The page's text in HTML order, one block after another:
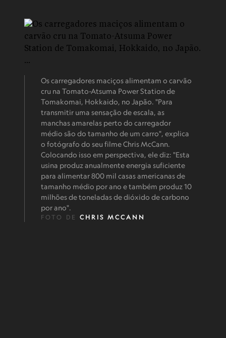
Os carregadores maciços alimentam o carvão
cru na Tomato-Atsuma Power Station de
Tomakomai, Hokkaido, no Japão. "Para
transmitir uma sensação de escala, as
manchas amarelas perto do carregador
médio são do tamanho de um carro", explica
o fotógrafo do seu filme Chris McCann.
Colocando isso em perspectiva, ele diz: "Esta
usina produz anualmente energia suficiente
para alimentar 800 mil casas americanas de
tamanho médio por ano e também produz 10
milhões de toneladas de dióxido de carbono
por ano".
FOTO DE CHRIS MCCANN